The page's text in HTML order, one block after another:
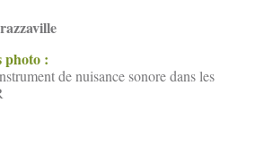
photo :
de nuisance sonore dans les